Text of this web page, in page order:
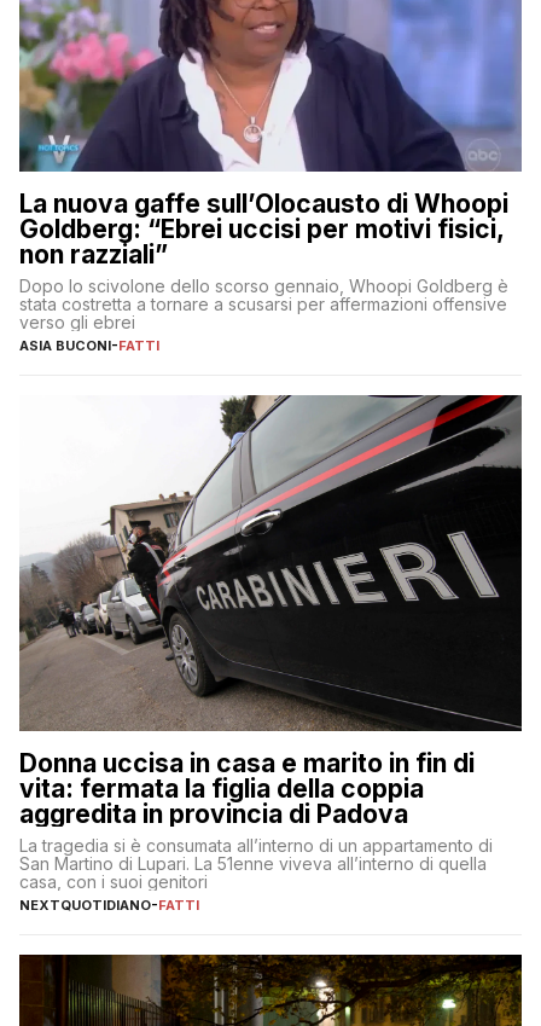
La nuova gaffe sull’Olocausto di Whoopi
Goldberg: “Ebrei uccisi per motivi fisici,
non razziali”
Dopo lo scivolone dello scorso gennaio, Whoopi Goldberg è
stata costretta a tornare a scusarsi per affermazioni offensive
verso gli ebrei
ASIA BUCONI-FATTI
Donna uccisa in casa e marito in fin di
vita: fermata la figlia della coppia
aggredita in provincia di Padova
La tragedia si è consumata all’interno di un appartamento di
San Martino di Lupari. La 51enne viveva all’interno di quella
casa, con i suoi genitori
NEXTQUOTIDIANO-FATTI